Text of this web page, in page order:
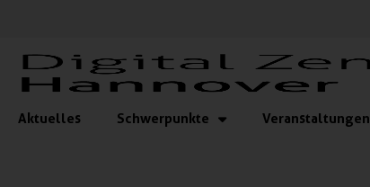
Aktuelles Schwerpunkte Veranstaltungen